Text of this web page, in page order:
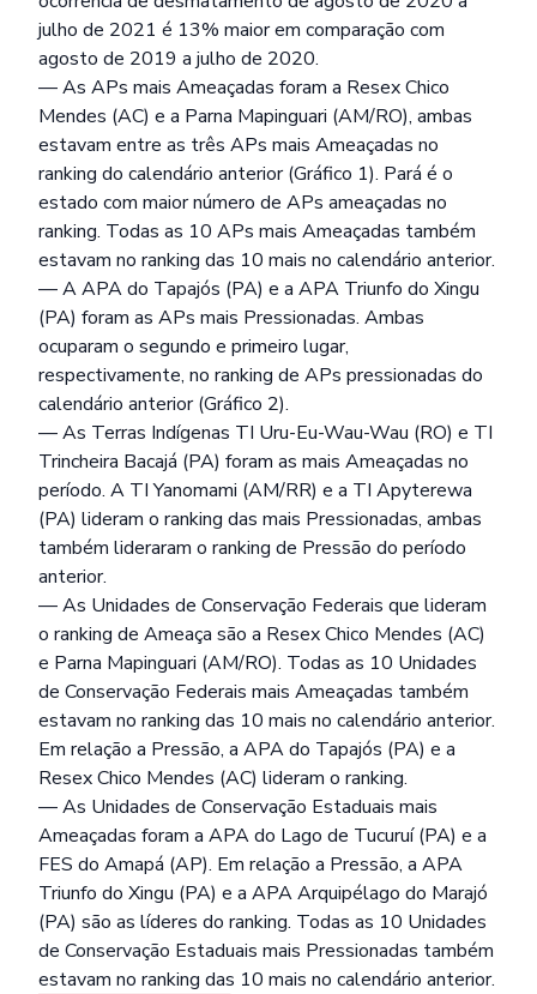
julho de 2021 é 13% maior em comparação com
agosto de 2019 a julho de 2020.
— As APs mais Ameaçadas foram a Resex Chico
Mendes (AC) e a Parna Mapinguari (AM/RO), ambas
estavam entre as três APs mais Ameaçadas no
ranking do calendário anterior (Gráfico 1). Pará é o
estado com maior número de APs ameaçadas no
ranking. Todas as 10 APs mais Ameaçadas também
estavam no ranking das 10 mais no calendário anterior.
— A APA do Tapajós (PA) e a APA Triunfo do Xingu
(PA) foram as APs mais Pressionadas. Ambas
ocuparam o segundo e primeiro lugar,
respectivamente, no ranking de APs pressionadas do
calendário anterior (Gráfico 2).
— As Terras Indígenas TI Uru-Eu-Wau-Wau (RO) e TI
Trincheira Bacajá (PA) foram as mais Ameaçadas no
período. A TI Yanomami (AM/RR) e a TI Apyterewa
(PA) lideram o ranking das mais Pressionadas, ambas
também lideraram o ranking de Pressão do período
anterior.
— As Unidades de Conservação Federais que lideram
o ranking de Ameaça são a Resex Chico Mendes (AC)
e Parna Mapinguari (AM/RO). Todas as 10 Unidades
de Conservação Federais mais Ameaçadas também
estavam no ranking das 10 mais no calendário anterior.
Em relação a Pressão, a APA do Tapajós (PA) e a
Resex Chico Mendes (AC) lideram o ranking.
— As Unidades de Conservação Estaduais mais
Ameaçadas foram a APA do Lago de Tucuruí (PA) e a
FES do Amapá (AP). Em relação a Pressão, a APA
Triunfo do Xingu (PA) e a APA Arquipélago do Marajó
(PA) são as líderes do ranking. Todas as 10 Unidades
de Conservação Estaduais mais Pressionadas também
estavam no ranking das 10 mais no calendário anterior.